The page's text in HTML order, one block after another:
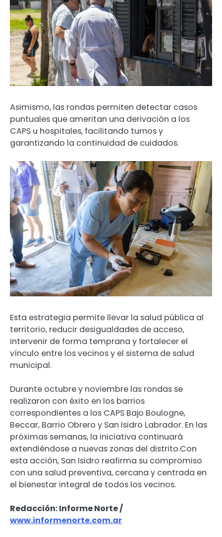
Asimismo, las rondas permiten detectar casos
puntuales que ameritan una derivación a los
CAPS u hospitales, facilitando turnos y
garantizando la continuidad de cuidados.
Esta estrategia permite llevar la salud pública al
territorio, reducir desigualdades de acceso,
intervenir de forma temprana y fortalecer el
vínculo entre los vecinos y el sistema de salud
municipal.
Durante octubre y noviembre las rondas se
realizaron con éxito en los barrios
correspondientes a los CAPS Bajo Boulogne,
Beccar, Barrio Obrero y San Isidro Labrador. En las
próximas semanas, la iniciativa continuará
extendiéndose a nuevas zonas del distrito.Con
esta acción, San Isidro reafirma su compromiso
con una salud preventiva, cercana y centrada en
el bienestar integral de todos los vecinos.
Redacción: Informe Norte /
www.informenorte.com.ar